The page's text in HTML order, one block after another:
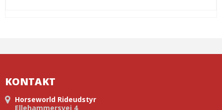
KONTAKT
Horseworld Rideudstyr
Ellehammersvej 4